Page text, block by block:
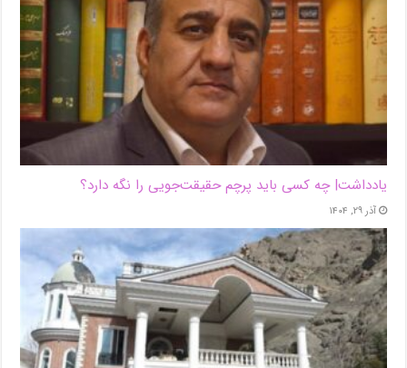
یادداشت| ‌چه کسی باید پرچم حقیقت‌جویی را نگه دارد؟
آذر ۲۹, ۱۴۰۴